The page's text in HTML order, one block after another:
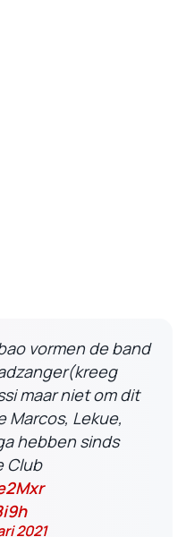
vormen de band
maar niet om dit
Marcos, Lekue,
hebben sinds
Club
2021